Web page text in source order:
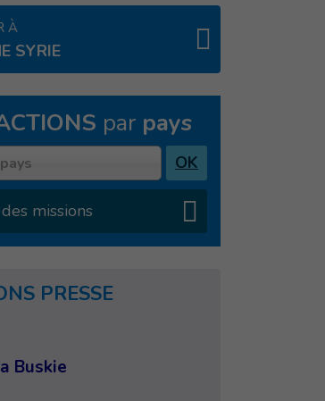
À
SYRIE
par pays
OK
missions
PRESSE
Buskie